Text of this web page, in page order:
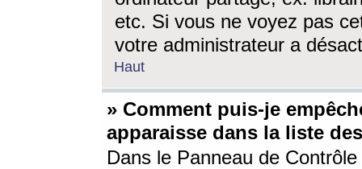
etc. Si vous ne voyez pas
votre administrateur a
Haut
» Comment puis-je
apparaisse dans la liste
Dans le Panneau de